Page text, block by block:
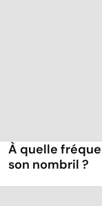
À quelle
son nombril ?